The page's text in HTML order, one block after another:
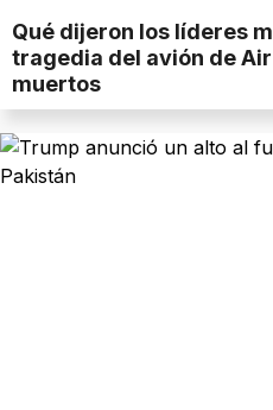
Qué dijeron los líderes
tragedia del avión de
muertos